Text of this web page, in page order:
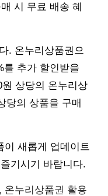
시 무료 배송 혜
. 온누리상품권으
를 추가 할인받을
상당의 온누리상
당의 상품을 구매
이 새롭게 업데이트
기시기 바랍니다.
온누리상품권 활용